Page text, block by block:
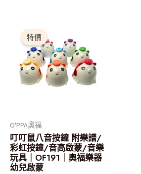
特價
O'PPA奧福
叮叮鼠八音按鐘 附樂譜/
彩虹按鐘/音高啟蒙/音樂
玩具｜OF191｜奧福樂器
幼兒啟蒙
始
價
格：
$2,160.00。
價
格：
$1,944.00。